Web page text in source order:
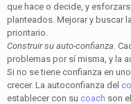
que hace o decide, y
planteados. Mejorar y buscar
prioritario.
Construir su auto-confianza .
problemas por sí misma, y la
Si no se tiene confianza en
crecer. La autoconfianza del
establecer con su coach son